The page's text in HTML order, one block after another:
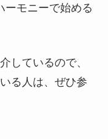
ーモニーで始める
しているので、
る人は、ぜひ参